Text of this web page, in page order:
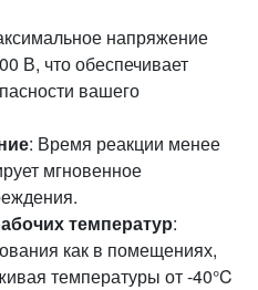
напряжение
В, что обеспечивает
вашего
: Время реакции менее
мгновенное
температур:
как в помещениях,
температуры от -40°C